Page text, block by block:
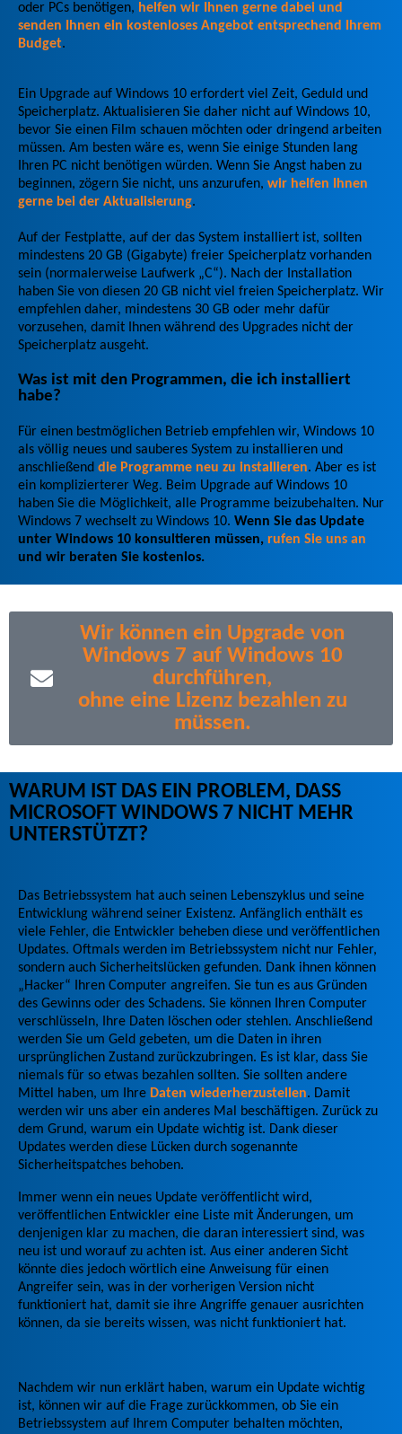
oder PCs benötigen, helfen wir Ihnen gerne dabei und
senden Ihnen ein kostenloses Angebot entsprechend Ihrem
Budget.
Ein Upgrade auf Windows 10 erfordert viel Zeit, Geduld und
Speicherplatz. Aktualisieren Sie daher nicht auf Windows 10,
bevor Sie einen Film schauen möchten oder dringend arbeiten
müssen. Am besten wäre es, wenn Sie einige Stunden lang
Ihren PC nicht benötigen würden. Wenn Sie Angst haben zu
beginnen, zögern Sie nicht, uns anzurufen, wir helfen Ihnen
gerne bei der Aktualisierung.
Auf der Festplatte, auf der das System installiert ist, sollten
mindestens 20 GB (Gigabyte) freier Speicherplatz vorhanden
sein (normalerweise Laufwerk „C“). Nach der Installation
haben Sie von diesen 20 GB nicht viel freien Speicherplatz. Wir
empfehlen daher, mindestens 30 GB oder mehr dafür
vorzusehen, damit Ihnen während des Upgrades nicht der
Speicherplatz ausgeht.
Was ist mit den Programmen, die ich installiert
habe?
Für einen bestmöglichen Betrieb empfehlen wir, Windows 10
als völlig neues und sauberes System zu installieren und
anschließend die Programme neu zu installieren. Aber es ist
ein komplizierterer Weg. Beim Upgrade auf Windows 10
haben Sie die Möglichkeit, alle Programme beizubehalten. Nur
Windows 7 wechselt zu Windows 10. Wenn Sie das Update
unter Windows 10 konsultieren müssen, rufen Sie uns an
und wir beraten Sie kostenlos.
Wir können ein Upgrade von
Windows 7 auf Windows 10
durchführen,
ohne eine Lizenz bezahlen zu
müssen.
WARUM IST DAS EIN PROBLEM, DASS
MICROSOFT WINDOWS 7 NICHT MEHR
UNTERSTÜTZT?
Das Betriebssystem hat auch seinen Lebenszyklus und seine
Entwicklung während seiner Existenz. Anfänglich enthält es
viele Fehler, die Entwickler beheben diese und veröffentlichen
Updates. Oftmals werden im Betriebssystem nicht nur Fehler,
sondern auch Sicherheitslücken gefunden. Dank ihnen können
„Hacker“ Ihren Computer angreifen. Sie tun es aus Gründen
des Gewinns oder des Schadens. Sie können Ihren Computer
verschlüsseln, Ihre Daten löschen oder stehlen. Anschließend
werden Sie um Geld gebeten, um die Daten in ihren
ursprünglichen Zustand zurückzubringen. Es ist klar, dass Sie
niemals für so etwas bezahlen sollten. Sie sollten andere
Mittel haben, um Ihre Daten wiederherzustellen. Damit
werden wir uns aber ein anderes Mal beschäftigen. Zurück zu
dem Grund, warum ein Update wichtig ist. Dank dieser
Updates werden diese Lücken durch sogenannte
Sicherheitspatches behoben.
Immer wenn ein neues Update veröffentlicht wird,
veröffentlichen Entwickler eine Liste mit Änderungen, um
denjenigen klar zu machen, die daran interessiert sind, was
neu ist und worauf zu achten ist. Aus einer anderen Sicht
könnte dies jedoch wörtlich eine Anweisung für einen
Angreifer sein, was in der vorherigen Version nicht
funktioniert hat, damit sie ihre Angriffe genauer ausrichten
können, da sie bereits wissen, was nicht funktioniert hat.
Nachdem wir nun erklärt haben, warum ein Update wichtig
ist, können wir auf die Frage zurückkommen, ob Sie ein
Betriebssystem auf Ihrem Computer behalten möchten,